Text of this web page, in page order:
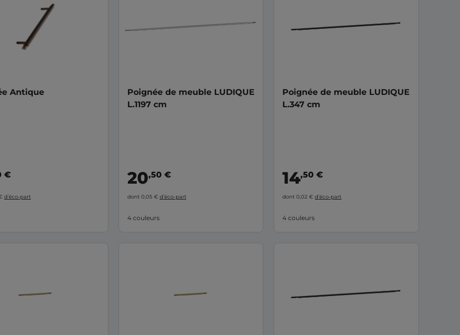
Antique
€
d’éco-part
Poignée de meuble LUDIQUE
L.1197 cm
20,50 €
dont 0,05 € d’éco-part
4 couleurs
Poignée de meuble LUDIQUE
L.347 cm
14,50 €
dont 0,02 €d’éco-part
4 couleurs